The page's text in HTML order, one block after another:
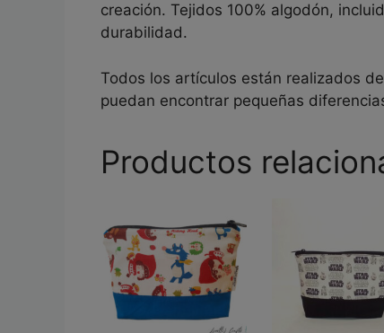
creación. Tejidos 100% algodón,
durabilidad.
Todos los artículos están realizados
puedan encontrar pequeñas
Productos